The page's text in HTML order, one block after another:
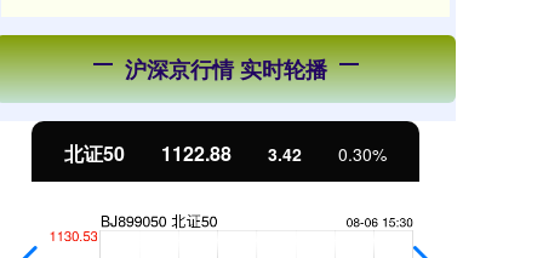
沪深京行情 实时轮播
北证50 1122.88 3.42 0.30%